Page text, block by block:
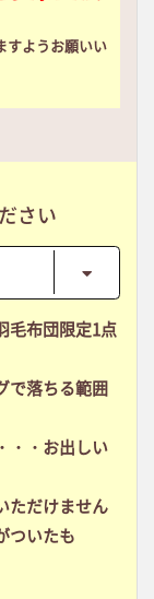
すようお願いい
さい
毛布団限定1点
で落ちる範囲
・・お出しい
ただけません
ついたも